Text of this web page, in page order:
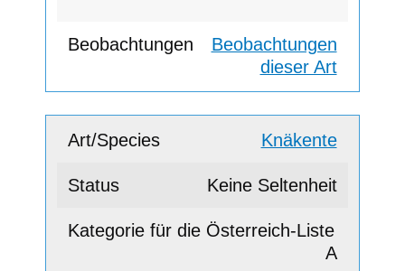
Beobachtungen
dieser Art
Knäkente
Keine Seltenheit
A